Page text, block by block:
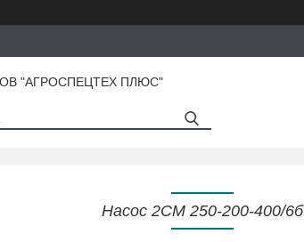
"АГРОСПЕЦТЕХ ПЛЮС"
Насос 2СМ 250-200-400/6б